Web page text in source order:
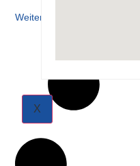
X
Weiterlesen